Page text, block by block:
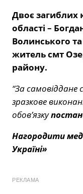
Двоє загиблих
області –
Волинського
житель смт
району.
“За самовіддане
зразкове
обов’язку
Нагородити
Україні»
РЕКЛАМА